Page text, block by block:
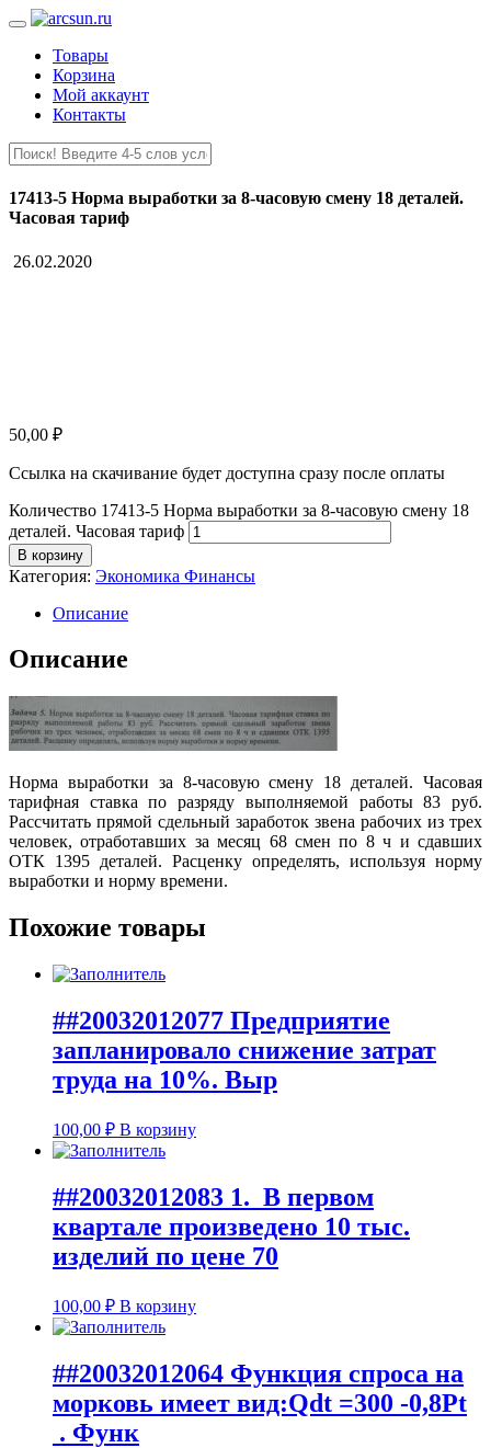
Товары
Корзина
Мой аккаунт
Контакты
17413-5 Норма выработки за 8-часовую смену 18 деталей.
Часовая тариф
26.02.2020
50,00 ₽
Ссылка на скачивание будет доступна сразу после оплаты
Количество 17413-5 Норма выработки за 8-часовую смену 18
деталей. Часовая тариф
В корзину
Категория: Экономика Финансы
Описание
Описание
Норма выработки за 8-часовую смену 18 деталей. Часовая
тарифная ставка по разряду выполняемой работы 83 руб.
Рассчитать прямой сдельный заработок звена рабочих из трех
человек, отработавших за месяц 68 смен по 8 ч и сдавших
ОТК 1395 деталей. Расценку определять, используя норму
выработки и норму времени.
Похожие товары
##20032012077 Предприятие
запланировало снижение затрат
труда на 10%. Выр
100,00 ₽ В корзину
##20032012083 1. В первом
квартале произведено 10 тыс.
изделий по цене 70
100,00 ₽ В корзину
##20032012064 Функция спроса на
морковь имеет вид:Qdt =300 -0,8Pt
. Функ